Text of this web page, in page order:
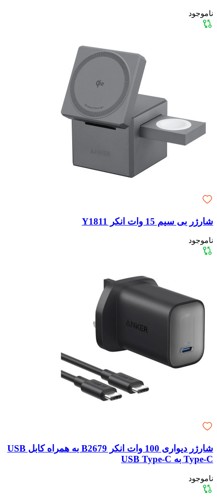
ناموجود
شارژر بی سیم 15 وات انکر Y1811
ناموجود
شارژر دیواری 100 وات انکر B2679 به همراه کابل USB
Type-C به USB Type-C
ناموجود